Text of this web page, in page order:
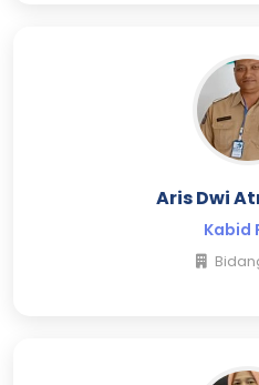
Aris Dwi
Kabid